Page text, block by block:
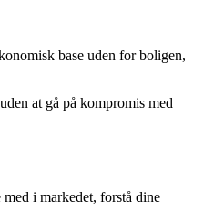
base uden for boligen,
at gå på kompromis med
i markedet, forstå dine